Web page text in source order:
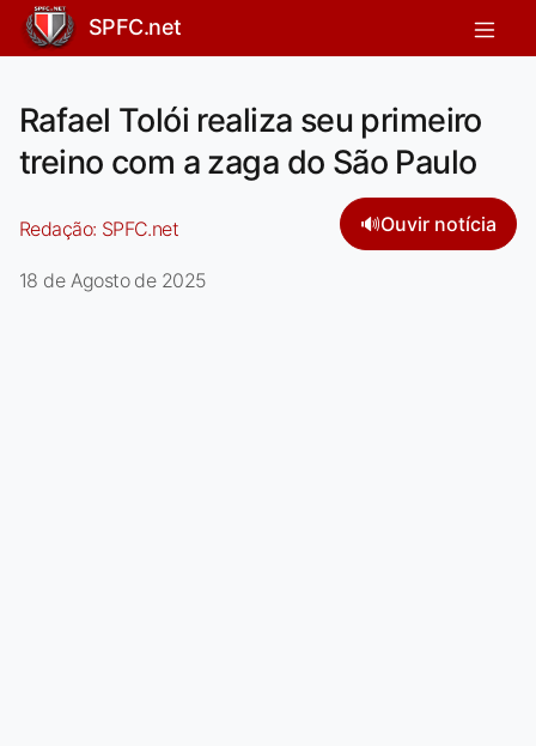
SPFC.net
Rafael Tolói realiza seu primeiro
treino com a zaga do São Paulo
Redação: SPFC.net 🔊Ouvir notícia
18 de Agosto de 2025